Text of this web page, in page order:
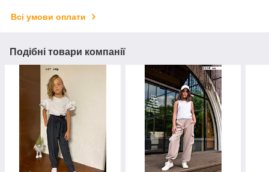
Всі умови оплати
Подібні товари компанії